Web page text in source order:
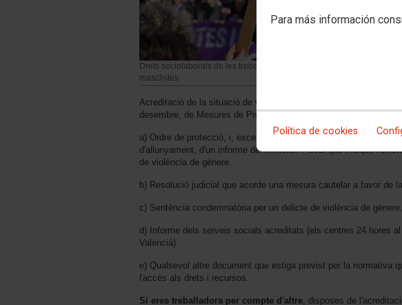
Para más información
Política de cookies
Drets sociolaborals de les treballadores que són víctimes de les
masclistes.
Acreditació de la situació de violència de gènere, art. 23 LO 1/
desembre, de Mesures de Protecció Integral contra la Violència
a) Ordre de protecció, i, excepcionalment, mentre no es dicte
d'allunyament, d'un informe del Ministeri Fiscal que indique
de violència de gènere.
b) Resolució judicial que acorde una mesura cautelar a favor de
c) Sentència condemnatòria per un delicte de violència de gènere.
d) Informe dels serveis socials acreditats (els centres 24 hores
Valencià).
e) Qualsevol altre document que estiga previst per la normativa
l'accés als drets i recursos.
Si eres treballadora per compte d'altre , disposes de